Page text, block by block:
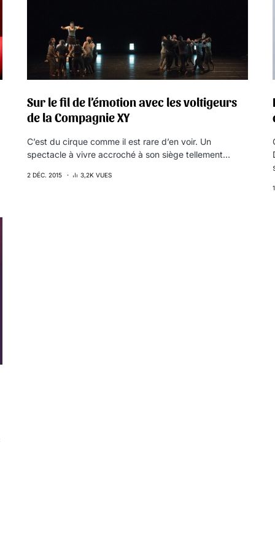
Sur le fil de l’émotion avec les voltigeurs
de la Compagnie XY
C’est du cirque comme il est rare d’en voir. Un
spectacle à vivre accroché à son siège tellement…
2 DÉC. 2015 3,2K VUES